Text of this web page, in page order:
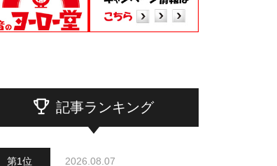
記事ランキング
2026.08.07